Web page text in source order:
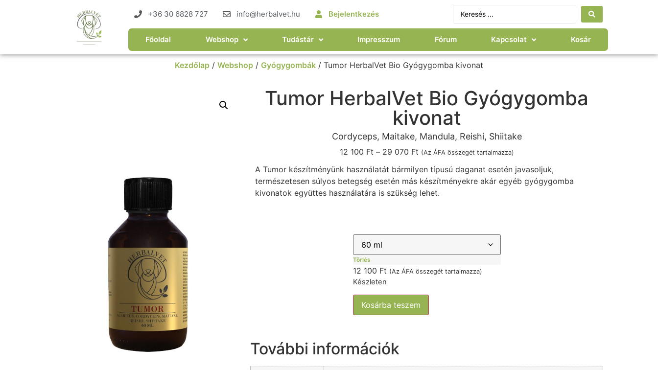
+36 30 6828 727 info@herbalvet.hu Bejelentkezés
Főoldal Webshop Tudástár Impresszum Fórum Kapcsolat Kosár
Kezdőlap / Webshop / Gyógygombák / Tumor HerbalVet Bio Gyógygomba kivonat
Tumor HerbalVet Bio Gyógygomba
kivonat
Cordyceps, Maitake, Mandula, Reishi, Shiitake
12 100 Ft – 29 070 Ft (Az ÁFA összegét tartalmazza)
A Tumor készítményünk használatát bármilyen típusú daganat esetén javasoljuk,
természetesen súlyos betegség esetén más készítményekre akár egyéb gyógygomba
kivonatok együttes használatára is szükség lehet.
Törlés
12 100 Ft (Az ÁFA összegét tartalmazza)
Készleten
Kosárba teszem
További információk